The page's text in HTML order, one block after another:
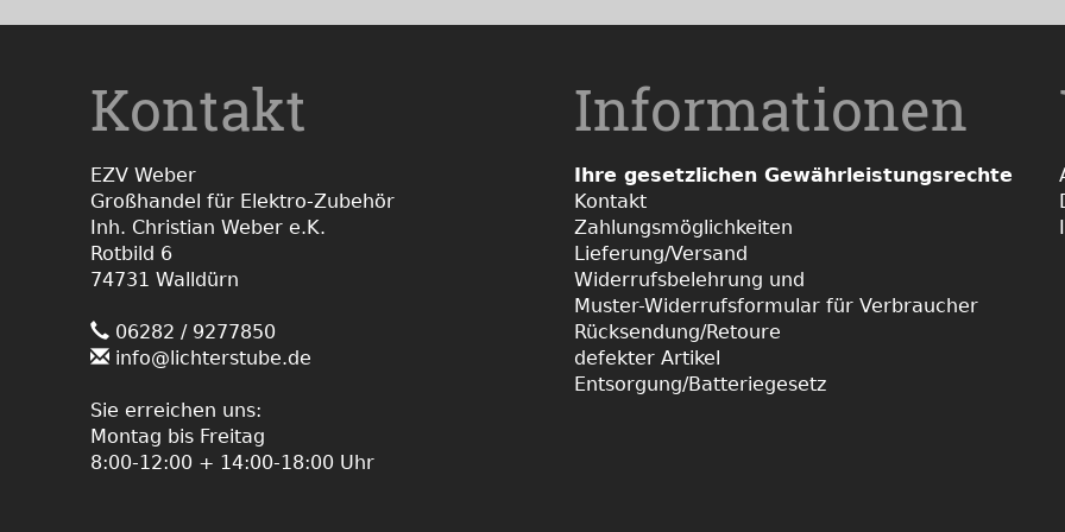
Kontakt
EZV Weber
Großhandel für Elektro-Zubehör
Inh. Christian Weber e.K.
Rotbild 6
74731 Walldürn
06282 / 9277850
info@lichterstube.de
Sie erreichen uns:
Montag bis Freitag
8:00-12:00 + 14:00-18:00 Uhr
Informationen
Ihre gesetzlichen Gewährleistungsrechte
Kontakt
Zahlungsmöglichkeiten
Lieferung/Versand
Widerrufsbelehrung und
Muster-Widerrufsformular für Verbraucher
Rücksendung/Retoure
defekter Artikel
Entsorgung/Batteriegesetz